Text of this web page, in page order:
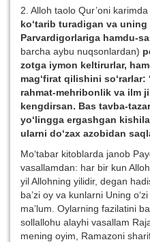
2. Alloh taolo Qur’oni
ko‘tarib turadigan va
Parvardigorlariga hamdu-
barcha aybu nuqsonlardan)
zotga iymon keltirurlar,
mag‘firat qilishini so‘rarlar:
rahmat-mehribonlik va ilm
kengdirsan. Bas tavba-
yo‘lingga ergashgan
ularni do‘zax azobidan
Mo‘tabar kitoblarda janob
vasallamdan: har bir kun
yil Allohning yilidir, degan
ba’zi oy va kunlarni Uning
ma’lum. Oylarning fazilatini
sollallohu alayhi vasallam
mening oyim, Ramazoni